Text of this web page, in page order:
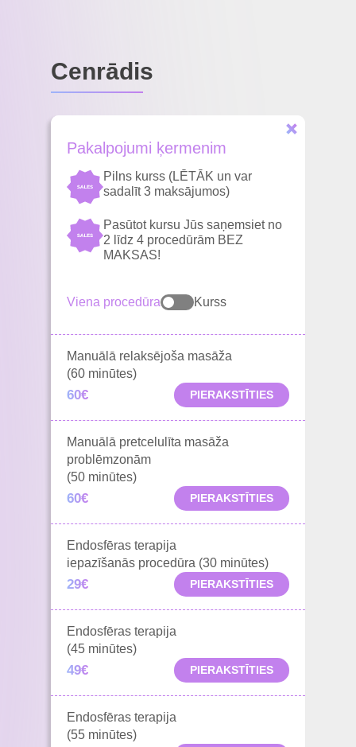
Cenrādis
Pakalpojumi ķermenim
Pilns kurss (LĒTĀK un var
sadalīt 3 maksājumos)
Pasūtot kursu Jūs saņemsiet no
2 līdz 4 procedūrām BEZ
MAKSAS!
Viena procedūra Kurss
Manuālā relaksējoša masāža
(60 minūtes)
60€ PIERAKSTĪTIES
Manuālā pretcelulīta masāža
problēmzonām
(50 minūtes)
60€ PIERAKSTĪTIES
Endosfēras terapija
iepazīšanās procedūra (30 minūtes)
29€ PIERAKSTĪTIES
Endosfēras terapija
(45 minūtes)
49€ PIERAKSTĪTIES
Endosfēras terapija
(55 minūtes)